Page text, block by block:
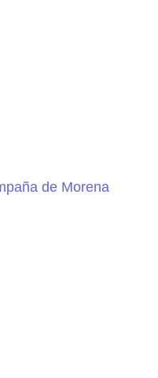
de Morena